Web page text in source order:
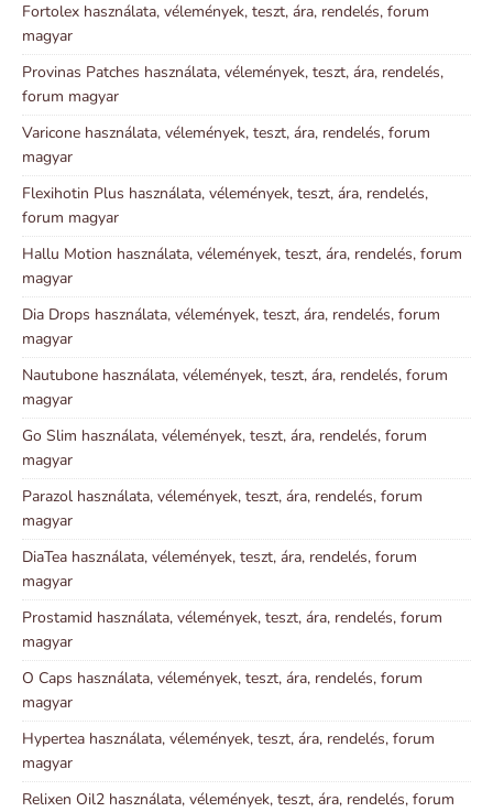
Fortolex használata, vélemények, teszt, ára, rendelés, forum
magyar
Provinas Patches használata, vélemények, teszt, ára, rendelés,
forum magyar
Varicone használata, vélemények, teszt, ára, rendelés, forum
magyar
Flexihotin Plus használata, vélemények, teszt, ára, rendelés,
forum magyar
Hallu Motion használata, vélemények, teszt, ára, rendelés, forum
magyar
Dia Drops használata, vélemények, teszt, ára, rendelés, forum
magyar
Nautubone használata, vélemények, teszt, ára, rendelés, forum
magyar
Go Slim használata, vélemények, teszt, ára, rendelés, forum
magyar
Parazol használata, vélemények, teszt, ára, rendelés, forum
magyar
DiaTea használata, vélemények, teszt, ára, rendelés, forum
magyar
Prostamid használata, vélemények, teszt, ára, rendelés, forum
magyar
O Caps használata, vélemények, teszt, ára, rendelés, forum
magyar
Hypertea használata, vélemények, teszt, ára, rendelés, forum
magyar
Relixen Oil2 használata, vélemények, teszt, ára, rendelés, forum